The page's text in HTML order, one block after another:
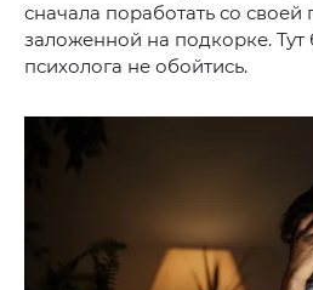
сначала поработать со
заложенной на подкорке.
психолога не обойтись.